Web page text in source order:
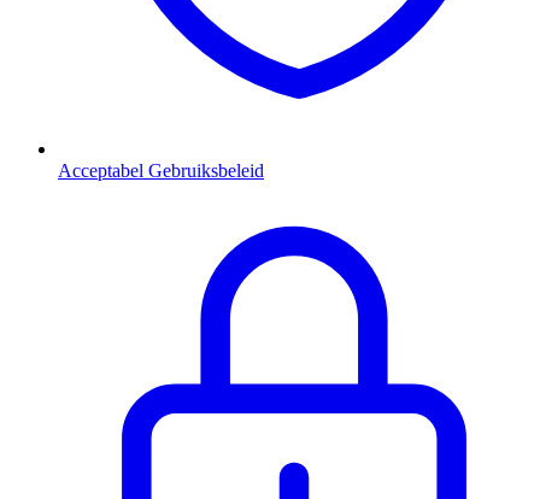
Acceptabel Gebruiksbeleid